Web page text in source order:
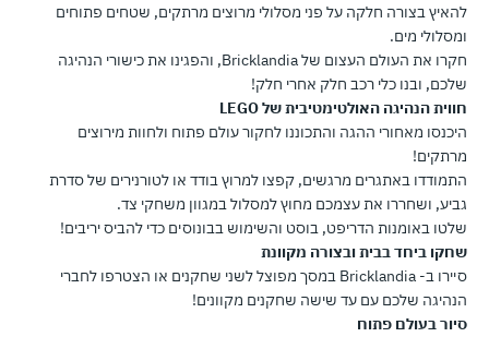
להאיץ בצורה חלקה על פני מסלולי מרוצים מרתקים, שטחים פתוחים
ומסלולי מים.
חקרו את העולם העצום של Bricklandia, והפגינו את כישורי הנהיגה
שלכם, ובנו כלי רכב חלק אחרי חלק!
חווית הנהיגה האולטימטיבית של LEGO
היכנסו מאחורי ההגה והתכוננו לחקור עולם פתוח ולחוות מירוצים
מרתקים!
התמודדו באתגרים מרגשים, קפצו למרוץ בודד או לטורנירים של סדרת
גביע, ושחררו את עצמכם מחוץ למסלול במגוון משחקי צד.
שלטו באומנות הדריפט, בוסט והשימוש בבונוסים כדי להביס יריבים!
שחקו ביחד בבית ובצורה מקוונת
סיירו ב- Bricklandia במסך מפוצל לשני שחקנים או הצטרפו לחברי
הנהיגה שלכם עם עד שישה שחקנים מקוונים!
סיור בעולם פתוח